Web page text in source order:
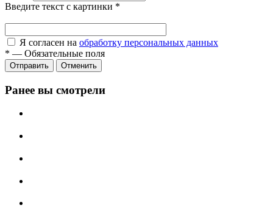
Введите текст с картинки *
Я согласен на обработку персональных данных
* — Обязательные поля
Отправить Отменить
Ранее вы смотрели